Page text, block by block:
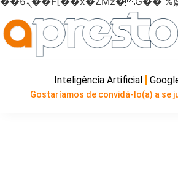
Inteligência Artificial
Gostaríamos de convidá-lo(a) a se